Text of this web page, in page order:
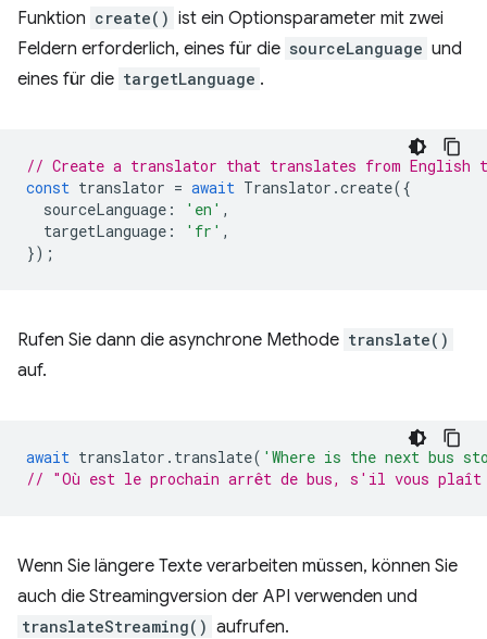
Funktion create() ist ein Optionsparameter mit zwei
Feldern erforderlich, eines für die sourceLanguage und
eines für die targetLanguage .
// Create a translator that translates from English
const translator = await Translator .create({
sourceLanguage : 'en' ,
targetLanguage : 'fr' ,
});
Rufen Sie dann die asynchrone Methode translate()
auf.
await translator . translate( 'Where is the next bus
// "Où est le prochain arrêt de bus, s'il vous
Wenn Sie längere Texte verarbeiten müssen, können Sie
auch die Streamingversion der API verwenden und
translateStreaming() aufrufen.